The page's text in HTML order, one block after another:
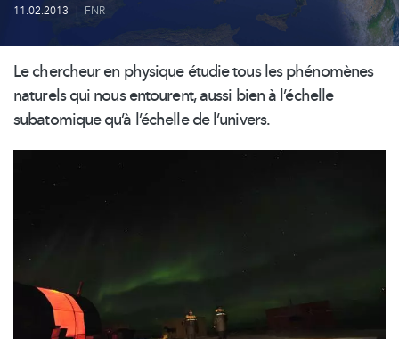
11.02.2013 | FNR
Le chercheur en physique étudie tous les phénomènes
naturels qui nous entourent, aussi bien à l’échelle
subatomique qu’à l’échelle del’univers.